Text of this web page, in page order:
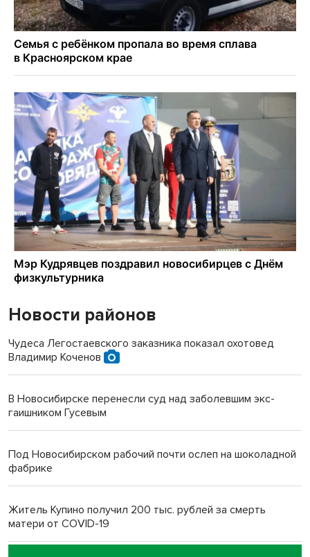
Новости районов
Чудеса Легостаевского заказника показал охотовед
Владимир Коченов
В Новосибирске перенесли суд над заболевшим экс-
гаишником Гусевым
Под Новосибирском рабочий почти ослеп на шоколадной
фабрике
Житель Купино получил 200 тыс. рублей за смерть
матери от COVID-19